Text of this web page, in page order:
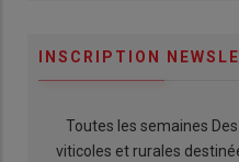
INSCRIPTION
Toutes les semaines
viticoles et rurales